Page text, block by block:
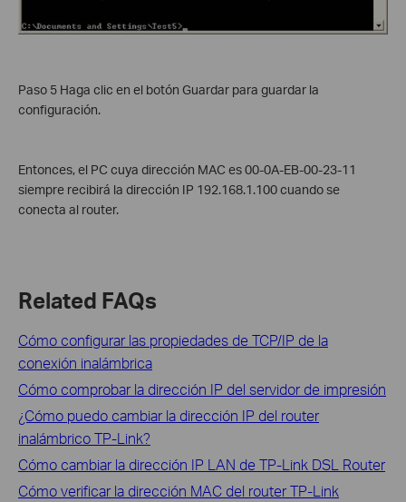
Paso 5 Haga clic en el botón Guardar para guardar la
configuración.
Entonces, el PC cuya dirección MAC es 00-0A-EB-00-23-11
siempre recibirá la dirección IP 192.168.1.100 cuando se
conecta al router.
Related FAQs
Cómo configurar las propiedades de TCP/IP de la
conexión inalámbrica
Cómo comprobar la dirección IP del servidor de impresión
¿Cómo puedo cambiar la dirección IP del router
inalámbrico TP-Link?
Cómo cambiar la dirección IP LAN de TP-Link DSL Router
Cómo verificar la dirección MAC del router TP-Link